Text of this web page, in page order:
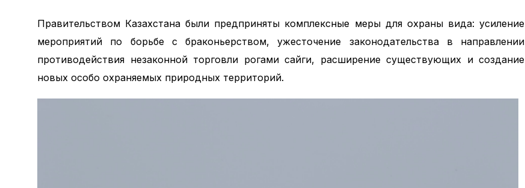
Правительством Казахстана были предприняты комплексные меры для охраны вида: усиление
мероприятий по борьбе с браконьерством, ужесточение законодательства в направлении
противодействия незаконной торговли рогами сайги, расширение существующих и создание
новых особо охраняемых природных территорий.